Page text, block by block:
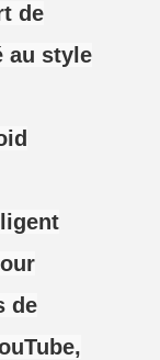
de
au style
de